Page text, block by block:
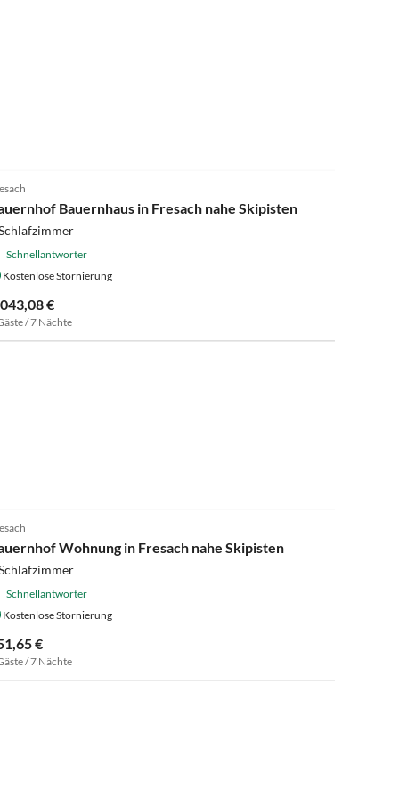
Bauernhaus in Fresach nahe Skipisten
Schnellantworter
Kostenlose Stornierung
€
/ 7 Nächte
Wohnung in Fresach nahe Skipisten
Schnellantworter
Kostenlose Stornierung
€
/ 7 Nächte